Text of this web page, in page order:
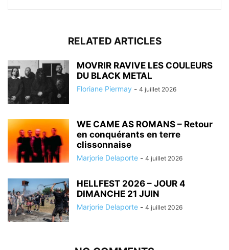
RELATED ARTICLES
MOVRIR RAVIVE LES COULEURS
DU BLACK METAL
Floriane Piermay - 4 juillet 2026
WE CAME AS ROMANS – Retour
en conquérants en terre
clissonnaise
Marjorie Delaporte - 4 juillet 2026
HELLFEST 2026 – JOUR 4
DIMANCHE 21 JUIN
Marjorie Delaporte - 4 juillet 2026